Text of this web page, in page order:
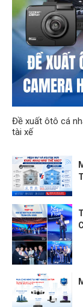
Đề xuất ôtô cá
tài xế